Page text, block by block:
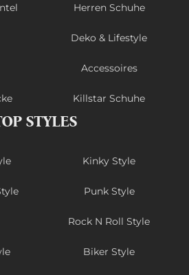
Herren Schuhe
Deko & Lifestyle
Accessoires
Killstar Schuhe
STYLES
Kinky Style
Punk Style
Rock N Roll Style
Biker Style